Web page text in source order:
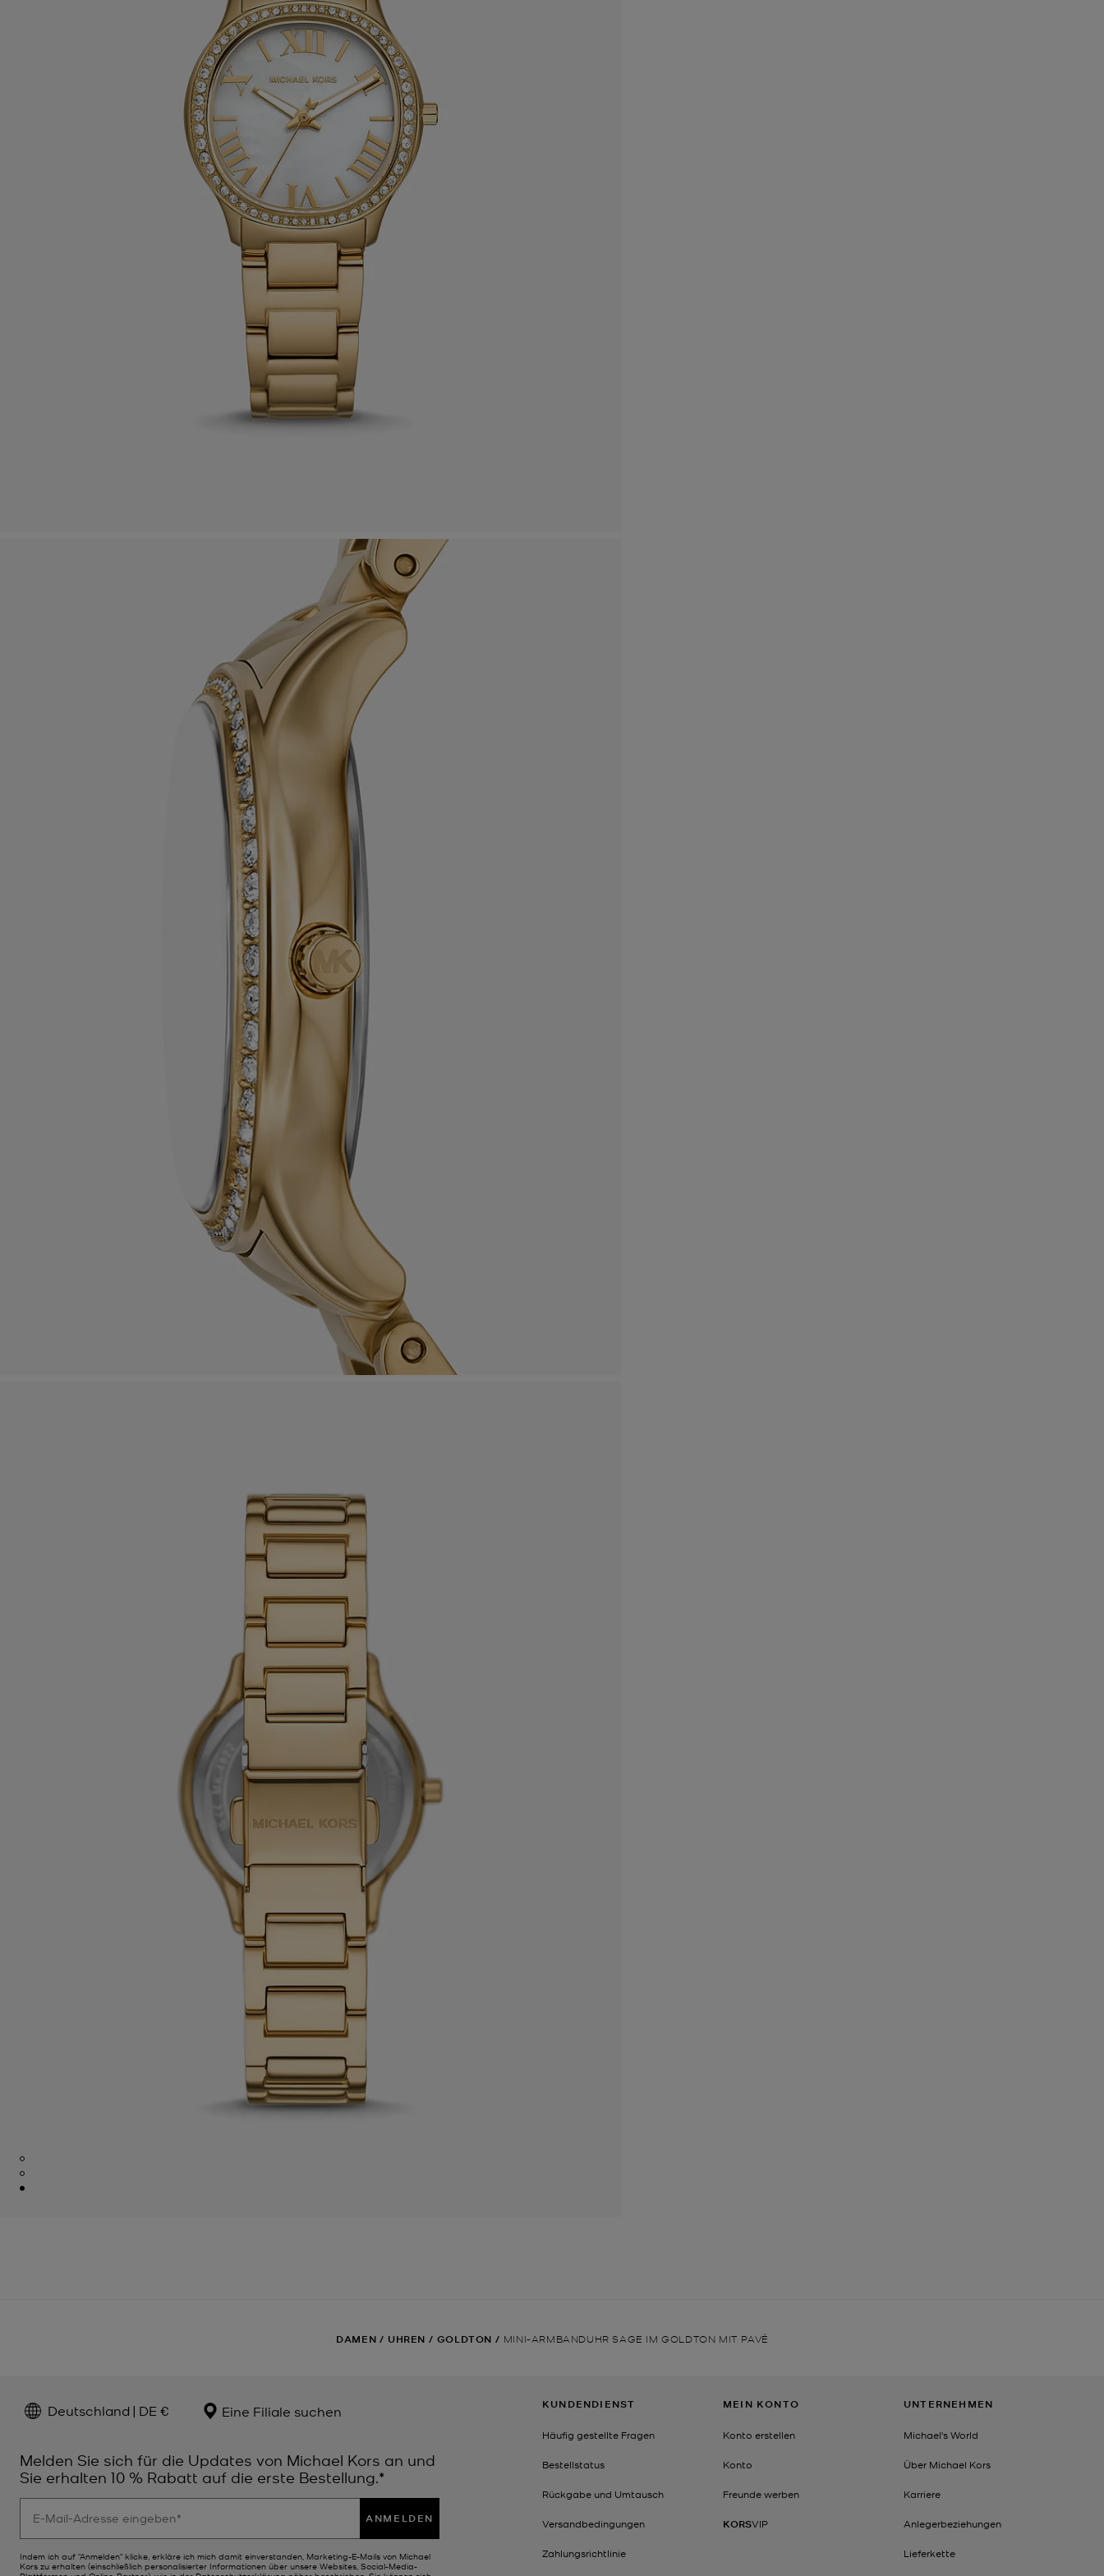
DAMEN / UHREN / GOLDTON / MINI-ARMBANDUHR SAGE IM GOLDTON MIT PAVÉ
Deutschland | DE € Eine Filiale suchen
Melden Sie sich für die Updates von Michael Kors an und
Sie erhalten 10 % Rabatt auf die erste Bestellung.*
ANMELDEN
Indem ich auf "Anmelden" klicke, erkläre ich mich damit einverstanden, Marketing-E-Mails von Michael
Kors zu erhalten (einschließlich personalisierter Informationen über unsere Websites, Social-Media-
KUNDENDIENST
Häufig gestellte Fragen
Bestellstatus
Rückgabe und Umtausch
Versandbedingungen
Zahlungsrichtlinie
MEIN KONTO
Konto erstellen
Konto
Freunde werben
KORSVIP
UNTERNEHMEN
Michael's World
Über Michael Kors
Karriere
Anlegerbeziehungen
Lieferkette